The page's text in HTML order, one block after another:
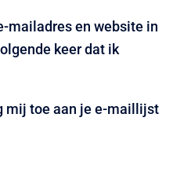
mailadres en website in
keer dat ik
mij toe aan je e-maillijst